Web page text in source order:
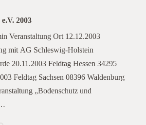
2003
Veranstaltung Ort 12.12.2003
mit AG Schleswig-Holstein
20.11.2003 Feldtag Hessen 34295
Feldtag Sachsen 08396 Waldenburg
„Bodenschutz und